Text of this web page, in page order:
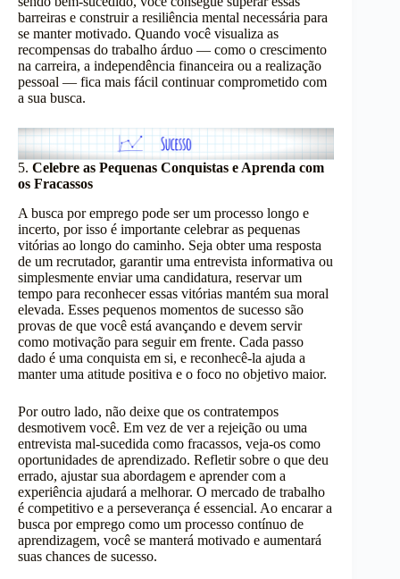
barreiras e construir a resiliência mental necessária para
se manter motivado. Quando você visualiza as
recompensas do trabalho árduo — como o crescimento
na carreira, a independência financeira ou a realização
pessoal — fica mais fácil continuar comprometido com
a sua busca.
5. Celebre as Pequenas Conquistas e Aprenda com
os Fracassos
A busca por emprego pode ser um processo longo e
incerto, por isso é importante celebrar as pequenas
vitórias ao longo do caminho. Seja obter uma resposta
de um recrutador, garantir uma entrevista informativa ou
simplesmente enviar uma candidatura, reservar um
tempo para reconhecer essas vitórias mantém sua moral
elevada. Esses pequenos momentos de sucesso são
provas de que você está avançando e devem servir
como motivação para seguir em frente. Cada passo
dado é uma conquista em si, e reconhecê-la ajuda a
manter uma atitude positiva e o foco no objetivo maior.
Por outro lado, não deixe que os contratempos
desmotivem você. Em vez de ver a rejeição ou uma
entrevista mal-sucedida como fracassos, veja-os como
oportunidades de aprendizado. Refletir sobre o que deu
errado, ajustar sua abordagem e aprender com a
experiência ajudará a melhorar. O mercado de trabalho
é competitivo e a perseverança é essencial. Ao encarar a
busca por emprego como um processo contínuo de
aprendizagem, você se manterá motivado e aumentará
suas chances de sucesso.